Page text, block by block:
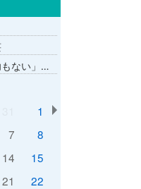
Ｇ佐藤さん
1
7
8
14
15
21
22